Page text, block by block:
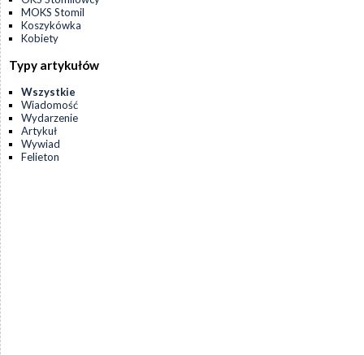
MOKS Stomil
Koszykówka
Kobiety
Typy artykułów
Wszystkie
Wiadomość
Wydarzenie
Artykuł
Wywiad
Felieton